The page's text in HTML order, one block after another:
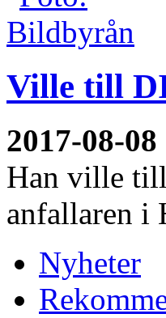
Ville till
2017-08-
Han ville till
anfallaren i
Nyheter